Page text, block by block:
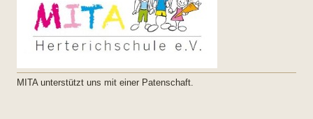
MITA unterstützt uns mit einer Patenschaft.